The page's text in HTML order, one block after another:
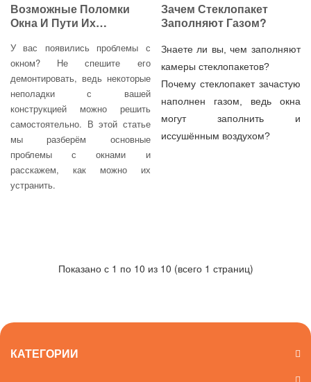
Возможные Поломки
Окна И Пути Их
У вас появились проблемы с
окном? Не спешите его
демонтировать, ведь некоторые
неполадки с вашей
конструкцией можно решить
самостоятельно. В этой статье
мы разберём основные
проблемы с окнами и
расскажем, как можно их
устранить.
Зачем Стеклопакет
Заполняют Газом?
Знаете ли вы, чем заполняют
камеры стеклопакетов?
Почему стеклопакет зачастую
наполнен газом, ведь окна
могут заполнить и
иссушённым воздухом?
Показано с 1 по 10 из 10 (всего 1 страниц)
КАТЕГОРИИ